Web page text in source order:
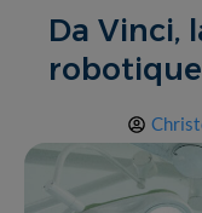
Da Vinci,